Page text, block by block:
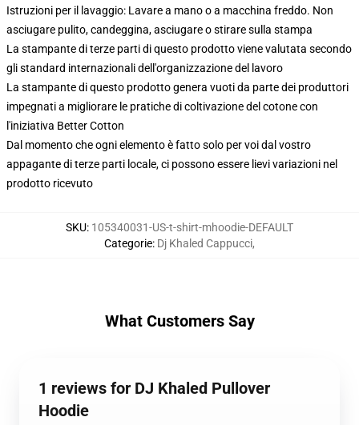
Istruzioni per il lavaggio: Lavare a mano o a macchina freddo. Non
asciugare pulito, candeggina, asciugare o stirare sulla stampa
La stampante di terze parti di questo prodotto viene valutata secondo
gli standard internazionali dell'organizzazione del lavoro
La stampante di questo prodotto genera vuoti da parte dei produttori
impegnati a migliorare le pratiche di coltivazione del cotone con
l'iniziativa Better Cotton
Dal momento che ogni elemento è fatto solo per voi dal vostro
appagante di terze parti locale, ci possono essere lievi variazioni nel
prodotto ricevuto
SKU: 105340031-US-t-shirt-mhoodie-DEFAULT
Categorie: Dj Khaled Cappucci,
What Customers Say
1 reviews for DJ Khaled Pullover
Hoodie